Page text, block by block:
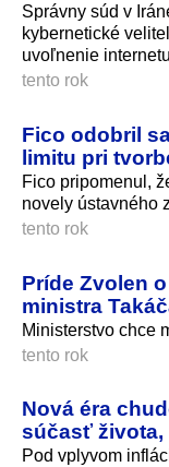
Správny súd v
kybernetické
uvoľnenie
tento rok
Fico odobril
limitu pri
Fico pripomenul,
novely ústavného
tento rok
Príde Zvolen
ministra
Ministerstvo chce
tento rok
Nová éra
súčasť života,
Pod vplyvom